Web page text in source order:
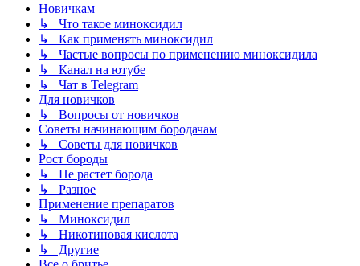
Новичкам
↳ Что такое миноксидил
↳ Как применять миноксидил
↳ Частые вопросы по применению миноксидила
↳ Канал на ютубе
↳ Чат в Telegram
Для новичков
↳ Вопросы от новичков
Советы начинающим бородачам
↳ Советы для новичков
Рост бороды
↳ Не растет борода
↳ Разное
Применение препаратов
↳ Миноксидил
↳ Никотиновая кислота
↳ Другие